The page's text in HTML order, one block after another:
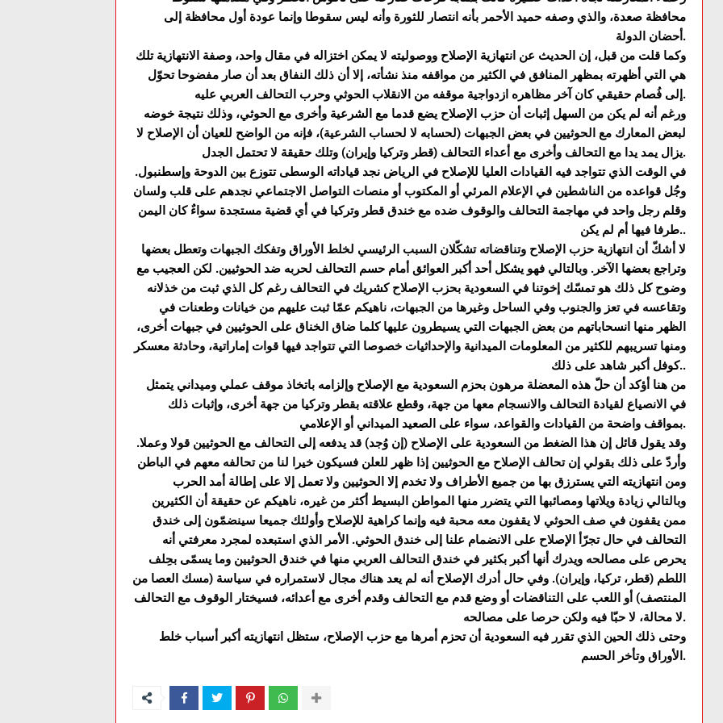
محافظة صعدة، والذي وصفه حميد الأحمر بأنه انتصار للثورة وأنه ليس سقوطا وإنما عودة أول محافظة إلى
أحضان الدولة.
وكما قلت من قبل، إن الحديث عن انتهازية الإصلاح ووصوليته لا يمكن اختزاله في مقال واحد، وصفة الانتهازية تلك
هي التي أظهرته بمظهر المنافق في الكثير من مواقفه منذ نشأته، إلا أن ذلك النفاق بعد أن صار مفضوحا تحوّل
إلى فُصام حقيقي كان آخر مظاهره ازدواجية موقفه من الانقلاب الحوثي وحرب التحالف العربي عليه.
ورغم أنه لم يكن من السهل إثبات أن حزب الإصلاح يضع قدما مع الشرعية وأخرى مع الحوثي، وذلك نتيجة خوضه
لبعض المعارك مع الحوثيين في بعض الجبهات (لحسابه لا لحساب الشرعية)، فإنه من الواضح للعيان أن الإصلاح لا
يزال يمد يدا مع التحالف وأخرى مع أعداء التحالف (قطر وتركيا وإيران) وتلك حقيقة لا تحتمل الجدل.
في الوقت الذي تتواجد فيه القيادات العليا للإصلاح في الرياض نجد قياداته الوسطى تتوزع بين الدوحة وإسطنبول.
وجُل قواعده من الناشطين في الإعلام المرئي أو المكتوب أو منصات التواصل الاجتماعي نجدهم على قلب ولسان
وقلم رجل واحد في مهاجمة التحالف والوقوف ضده مع خندق قطر وتركيا في أي قضية مستجدة سواءٌ كان اليمن
طرفا فيها أم لم يكن..
لا أشكّ أن انتهازية حزب الإصلاح وتناقضاته تشكّلان السبب الرئيسي لخلط الأوراق وتفكك الجبهات وتعطل بعضها
وتراجع بعضها الآخر. وبالتالي فهو يشكل أحد أكبر العوائق أمام حسم التحالف لحربه ضد الحوثيين. لكن العجيب مع
وضوح كل ذلك هو تمسّك إخوتنا في السعودية بحزب الإصلاح كشريك في التحالف رغم كل الذي ثبت من خذلانه
وتقاعسه في تعز والجنوب وفي الساحل وغيرها من الجبهات، ناهيكم عمّا ثبت عليهم من خيانات وطعنات في
الظهر منها انسحاباتهم من بعض الجبهات التي يسيطرون عليها كلما ضاق الخناق على الحوثيين في جبهات أخرى،
ومنها تسريبهم للكثير من المعلومات الميدانية والإحداثيات خصوصا التي تتواجد فيها قوات إماراتية، وحادثة معسكر
كوفل أكبر شاهد على ذلك..
من هنا أؤكد أن حلّ هذه المعضلة مرهون بحزم السعودية مع الإصلاح وإلزامه باتخاذ موقف عملي وميداني يتمثل
في الانصياع لقيادة التحالف والانسجام معها من جهة، وقطع علاقته بقطر وتركيا من جهة أخرى، وإثبات ذلك
بمواقف واضحة من القيادات والقواعد، سواء على الصعيد الميداني أو الإعلامي.
وقد يقول قائل إن هذا الضغط من السعودية على الإصلاح (إن وُجد) قد يدفعه إلى التحالف مع الحوثيين قولا وعملا.
وأردّ على ذلك بقولي إن تحالف الإصلاح مع الحوثيين إذا ظهر للعلن فسيكون خيرا لنا من تحالفه معهم في الباطن
ومن انتهازيته التي يسترزق بها من جميع الأطراف ولا تخدم إلا الحوثيين ولا تعمل إلا على إطالة أمد الحرب
وبالتالي زيادة ويلاتها ومصائبها التي يتضرر منها المواطن البسيط أكثر من غيره، ناهيكم عن حقيقة أن الكثيرين
ممن يقفون في صف الحوثي لا يقفون معه محبة فيه وإنما كراهية للإصلاح وأولئك جميعا سينضمّون إلى خندق
التحالف في حال تجرّأ الإصلاح على الانضمام علنا إلى خندق الحوثي. الأمر الذي استبعده لمجرد معرفتي أنه
يحرص على مصالحه ويدرك أنها أكبر بكثير في خندق التحالف العربي منها في خندق الحوثيين وما يسمّى بحِلف
اللطم (قطر، تركيا، وإيران). وفي حال أدرك الإصلاح أنه لم يعد هناك مجال لاستمراره في سياسة (مسك العصا من
المنتصف) أو اللعب على التناقضات أو وضع قدم مع التحالف وقدم أخرى مع أعدائه، فسيختار الوقوف مع التحالف
لا محالة، لا حبّا فيه ولكن حرصا على مصالحه.
وحتى ذلك الحين الذي تقرر فيه السعودية أن تحزم أمرها مع حزب الإصلاح، ستظل انتهازيته أكبر أسباب خلط
الأوراق وتأخر الحسم.